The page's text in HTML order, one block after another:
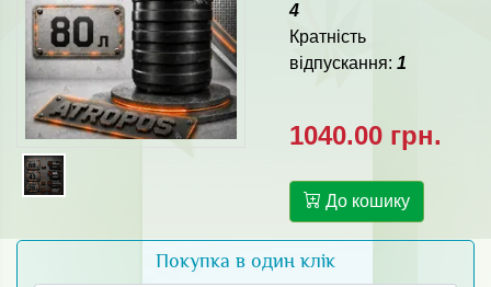
4
Кратність
відпускання: 1
1040.00 грн.
До кошику
Покупка в один клік